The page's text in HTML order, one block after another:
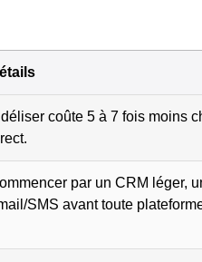
coûte 5 à 7 fois moins
par un CRM léger,
SMS avant toute